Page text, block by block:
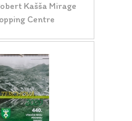
Kašša Mirage
Centre